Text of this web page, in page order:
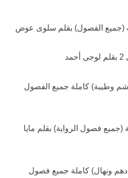
(جميع الفصول) بقلم سلوى عوض
وطيبة) كاملة جميع الفصول
فصول الرواية) بقلم مايا
ونهال) كاملة جميع فصول